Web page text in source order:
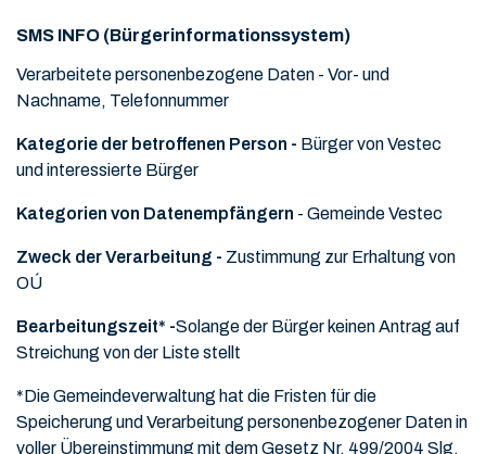
SMS INFO (Bürgerinformationssystem)
Verarbeitete personenbezogene Daten - Vor- und
Nachname, Telefonnummer
Kategorie der betroffenen Person - Bürger von Vestec
und interessierte Bürger
Kategorien von Datenempfängern - Gemeinde Vestec
Zweck der Verarbeitung - Zustimmung zur Erhaltung von
OÚ
Bearbeitungszeit* -Solange der Bürger keinen Antrag auf
Streichung von der Liste stellt
*Die Gemeindeverwaltung hat die Fristen für die
Speicherung und Verarbeitung personenbezogener Daten in
voller Übereinstimmung mit dem Gesetz Nr. 499/2004 Slg.